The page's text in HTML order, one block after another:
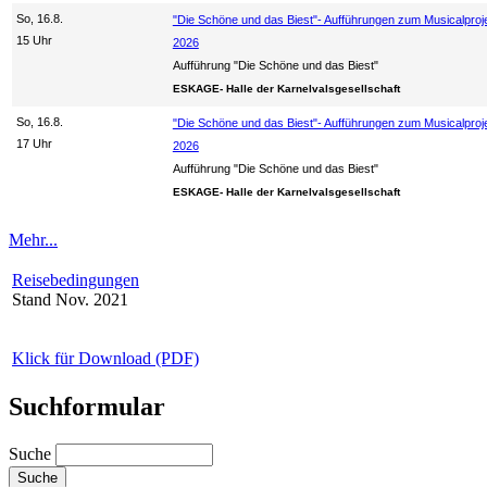
So, 16.8.
15 Uhr
"Die Schöne und das Biest"- Aufführungen zum
2026
Aufführung "Die Schöne und das Biest"
ESKAGE- Halle der Karnelvalsgesellschaft
So, 16.8.
17 Uhr
"Die Schöne und das Biest"- Aufführungen zum
2026
Aufführung "Die Schöne und das Biest"
ESKAGE- Halle der Karnelvalsgesellschaft
Mehr...
Reisebedingungen
Stand Nov. 2021
Klick für Download (PDF)
Suchformular
Suche